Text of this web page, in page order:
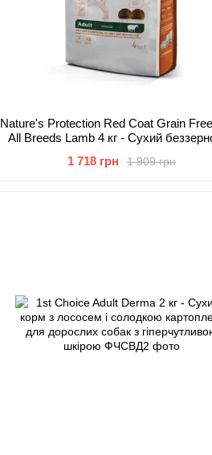
Nature's Protection Red Coat Grain
All Breeds Lamb 4 кг - Сухий
з рижим окрасом шерсті
1 909 грн
1 718 грн